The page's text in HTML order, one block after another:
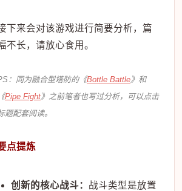
下来会对该游戏进行简要分析，篇
不长，请放心食用。
：同为融合型塔防的《Bottle Battle》和
《Pipe Fight》之前笔者也写过分析，可以点击
题配套阅读。
点提炼
创新的核心战斗： 战斗类型是放置